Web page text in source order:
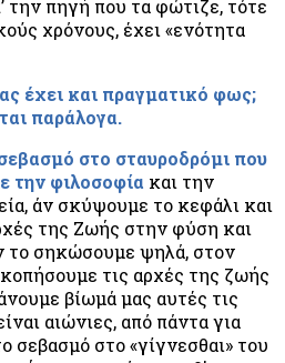
την πηγή που τα φώτιζε, τότε
χρόνους, έχει «ενότητα
έχει και πραγματικό φως;
παράλογα.
στο σταυροδρόμι που
την φιλοσοφία και την
άν σκύψουμε το κεφάλι και
της Ζωής στην φύση και
το σηκώσουμε ψηλά, στον
τις αρχές της ζωής
βίωμά μας αυτές τις
αιώνιες, από πάντα για
σεβασμό στο «γίγνεσθαι» του